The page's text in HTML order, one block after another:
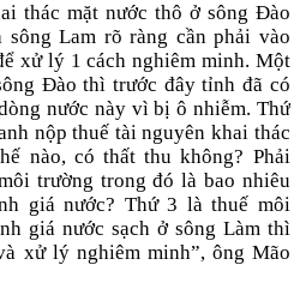
thác mặt nước thô ở sông Đào
Lam rõ ràng cần phải vào
xử lý 1 cách nghiêm minh. Một
Đào thì trước đây tỉnh đã có
nước này vì bị ô nhiễm. Thứ
nộp thuế tài nguyên khai thác
nào, có thất thu không? Phải
trường trong đó là bao nhiêu
giá nước? Thứ 3 là thuế môi
giá nước sạch ở sông Làm thì
xử lý nghiêm minh”, ông Mão